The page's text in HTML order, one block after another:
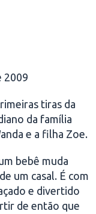
2009
tiras da
da família
e a filha Zoe.
bebê muda
um casal. É com
e divertido
de então que